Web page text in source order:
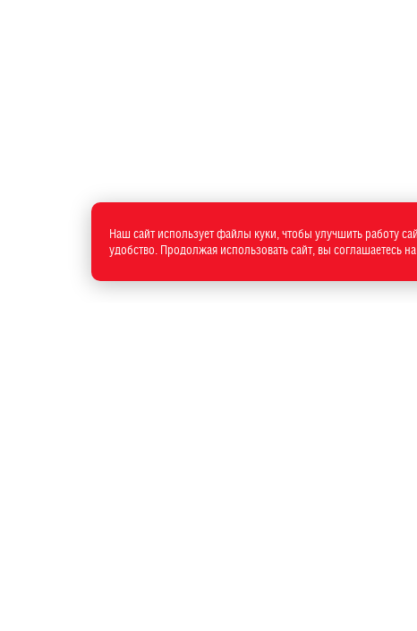
Наш сайт использует файлы куки, чтобы улучшить работу
удобство. Продолжая использовать сайт, вы соглашаетесь